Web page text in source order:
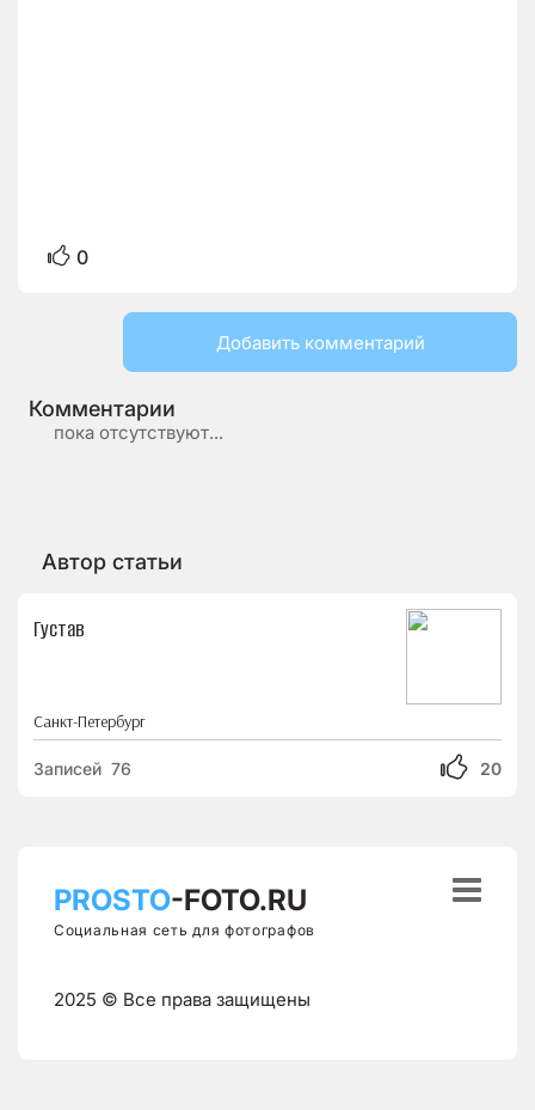
0
Добавить комментарий
Комментарии
пока отсутствуют...
Автор статьи
Густав
Санкт-Петербург
20
Записей 76
PROSTO-FOTO.RU
Социальная сеть для фотографов
2025 © Все права защищены
